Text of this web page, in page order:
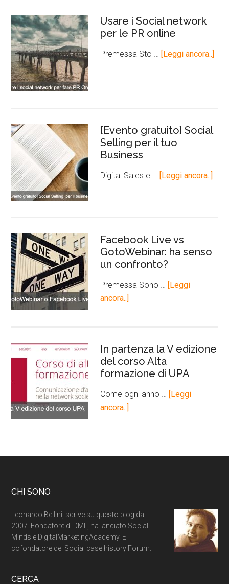
Usare i Social network
per le PR online
Premessa Sto … [Leggi ancora..]
[Evento gratuito] Social
Selling per il tuo
Business
Digital Sales e … [Leggi ancora..]
Facebook Live vs
GotoWebinar: ha senso
un confronto?
Premessa Sono …
[Leggi
ancora..]
In partenza la V edizione
del corso Alta
formazione di UPA
Come ogni anno …
[Leggi
ancora..]
CHI SONO
Leonardo Bellini, scrive su questo blog dal
2007. Fondatore di DML, ha lanciato Social
Minds e DigitalMarketingAcademy. E'
cofondatore del Social case history Forum.
CERCA